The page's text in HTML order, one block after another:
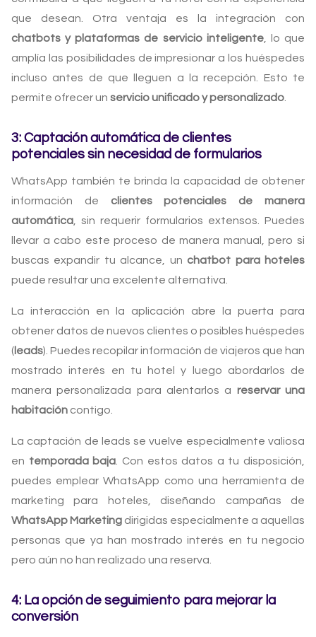
que desean. Otra ventaja es la integración con
chatbots y plataformas de servicio inteligente, lo que
amplía las posibilidades de impresionar a los huéspedes
incluso antes de que lleguen a la recepción. Esto te
permite ofrecer un servicio unificado y personalizado
3: Captación automática de clientes
potenciales sin necesidad de formularios
WhatsApp también te brinda la capacidad de obtener
información de clientes potenciales de manera
automática , sin requerir formularios extensos. Puedes
llevar a cabo este proceso de manera manual, pero si
buscas expandir tu alcance, un chatbot para hoteles
puede resultar una excelente alternativa.
La interacción en la aplicación abre la puerta para
obtener datos de nuevos clientes o posibles huéspedes
( leads). Puedes recopilar información de viajeros que han
mostrado interés en tu hotel y luego abordarlos de
manera personalizada para alentarlos a reservar una
habitación contigo.
La captación de leads se vuelve especialmente valiosa
en temporada baja . Con estos datos a tu disposición,
puedes emplear WhatsApp como una herramienta de
marketing para hoteles, diseñando campañas de
WhatsApp Marketing dirigidas especialmente a aquellas
personas que ya han mostrado interés en tu negocio
pero aún no han realizado una reserva.
4: La opción de seguimiento para mejorar la
conversión